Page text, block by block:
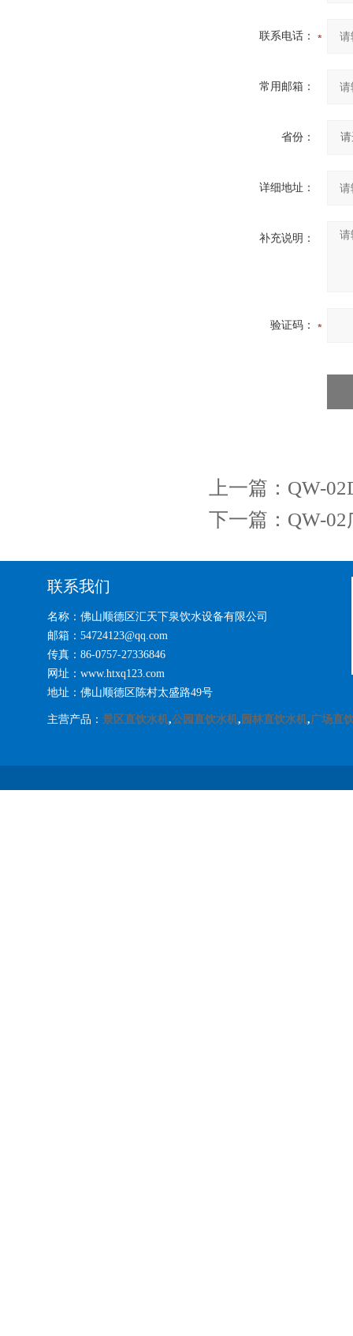
联系电话：
常用邮箱：
省份：
详细地址：
补充说明：
验证码：
上一篇： QW-
下一篇： QW-
联系我们
名称：佛山顺德区汇天下泉饮水设备有限公司
邮箱：54724123@qq.com
传真：86-0757-27336846
网址：www.htxq123.com
地址：佛山顺德区陈村太盛路49号
主营产品： 景区直饮水机,公园直饮水机, 园林直饮水机,广场直